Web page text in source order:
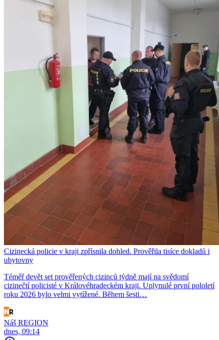
Cizinecká policie v kraji zpřísnila dohled. Prověřila tisíce dokladů i
ubytovny
Téměř devět set prověřených cizinců týdně mají na svědomí
cizinečtí policisté v Královéhradeckém kraji. Uplynulé první pololetí
roku 2026 bylo velmi vytížené. Během šesti…
Náš REGION
dnes, 09:14